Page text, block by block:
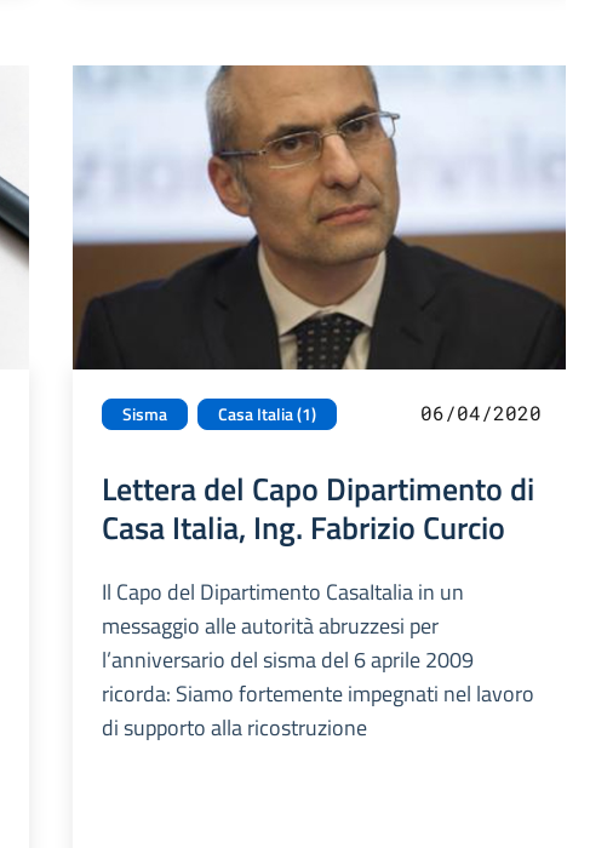
Sisma Casa Italia (1) 06/04/2020
Lettera del Capo Dipartimento di
Casa Italia, Ing. Fabrizio Curcio
Il Capo del Dipartimento CasaItalia in un
messaggio alle autorità abruzzesi per
l’anniversario del sisma del 6 aprile 2009
ricorda: Siamo fortemente impegnati nel lavoro
di supporto alla ricostruzione